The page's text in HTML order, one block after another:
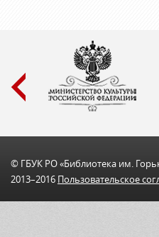
© ГБУК РО «Библиотека им.
2013–2016 Пользовательскоe